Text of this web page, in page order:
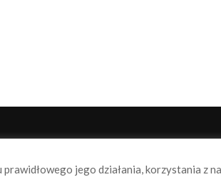
jego działania, korzystania z